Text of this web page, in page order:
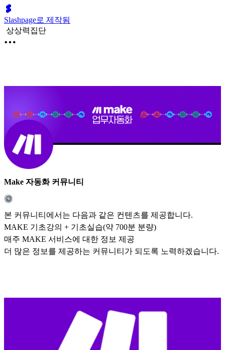
Slashpage로 제작됨
상상력집단
Make 자동화 커뮤니티
본 커뮤니티에서는 다음과 같은 컨텐츠를 제공합니다.
MAKE 기초강의 + 기초실습(약 700분 분량)
매주 MAKE 서비스에 대한 정보 제공
더 많은 정보를 제공하는 커뮤니티가 되도록 노력하겠습니다.